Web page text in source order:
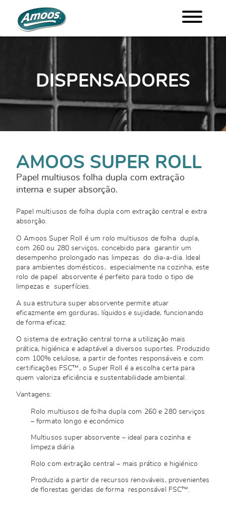
DISPENSADORES
AMOOS SUPER ROLL
Papel multiusos folha dupla com extração
interna e super absorção.
Papel multiusos de folha dupla com extração central e extra
absorção.
O Amoos Super Roll é um rolo multiusos de folha dupla,
com 260 ou 280 serviços, concebido para garantir um
desempenho prolongado nas limpezas do dia-a-dia. Ideal
para ambientes domésticos, especialmente na cozinha, este
rolo de papel absorvente é perfeito para todo o tipo de
limpezas e superfícies.
A sua estrutura super absorvente permite atuar
eficazmente em gorduras, líquidos e sujidade, funcionando
de forma eficaz.
O sistema de extração central torna a utilização mais
prática, higiénica e adaptável a diversos suportes. Produzido
com 100% celulose, a partir de fontes responsáveis e com
certificações FSC™, o Super Roll é a escolha certa para
quem valoriza eficiência e sustentabilidade ambiental.
Vantagens:
Rolo multiusos de folha dupla com 260 e 280 serviços
– formato longo e económico
Multiusos super absorvente – ideal para cozinha e
limpeza diária
Rolo com extração central – mais prático e higiénico
Produzido a partir de recursos renováveis, provenientes
de florestas geridas de forma responsável FSC™.